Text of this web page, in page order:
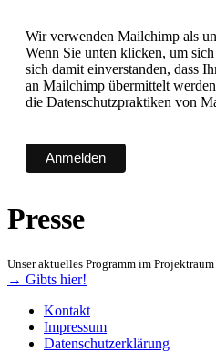
Wir verwenden Mailchimp als
Wenn Sie unten klicken, um
sich damit einverstanden, dass
an Mailchimp übermittelt
die Datenschutzpraktiken von
Presse
Unser aktuelles Programm im Projektraum
→ Gibts hier!
Kontakt
Impressum
Datenschutzerklärung